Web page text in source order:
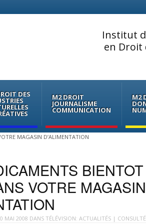
Institut
en Droit
DES M2 DROIT
JOURNALISME
COMMUNICATION
M2
MAGASIN D’ALIMENTATION
VOTRE MAGASIN
MAI 2008 DANS TÉLÉVISION: ACTUALITÉS|